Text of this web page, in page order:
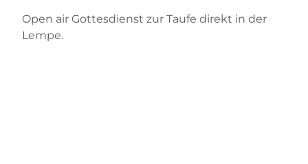
Open air Gottesdienst zur Taufe direkt in der
Lempe.